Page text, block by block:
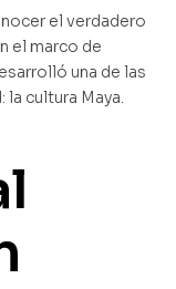
el verdadero
el marco de
una de las
la cultura Maya.